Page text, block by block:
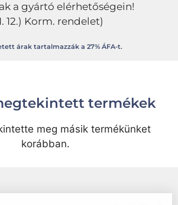
a gyártó elérhetőségein!
12.) Korm. rendelet)
árak tartalmazzák a 27% ÁFA-t.
termékek
meg másik termékünket
korábban.